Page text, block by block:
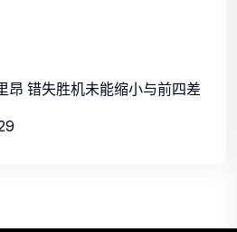
昂 错失胜机未能缩小与前四差